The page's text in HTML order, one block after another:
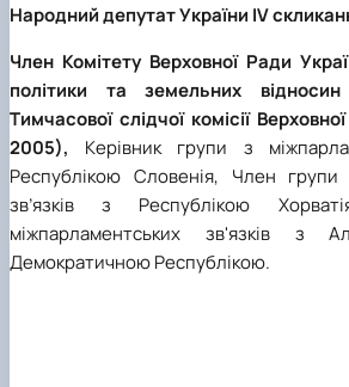
Народний депутат України IV
Член Комітету Верховної Ради
політики та земельних
Тимчасової слідчої комісії
2005), Керівник групи з
Республікою Словенія, Член групи
зв’язків з Республікою
міжпарламентських зв'язків з
Демократичною Республікою.